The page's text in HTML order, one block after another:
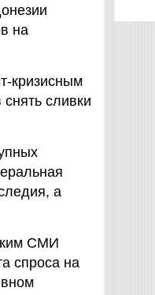
на
кризисным
сливки
а
СМИ
спроса на